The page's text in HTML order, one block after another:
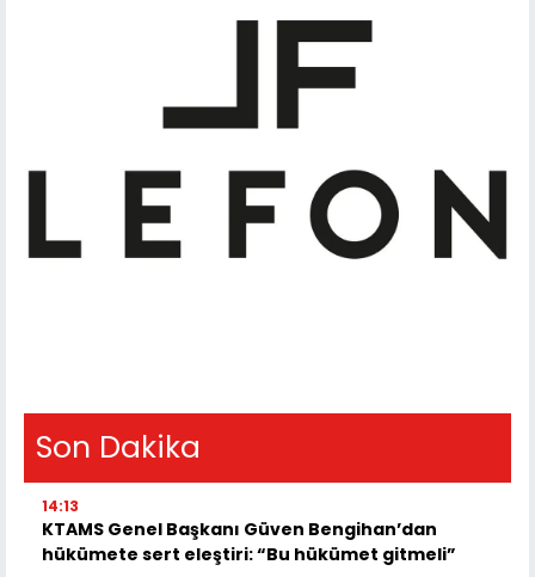
Son Dakika
14:13
KTAMS Genel Başkanı Güven Bengihan’dan
hükümete sert eleştiri: “Bu hükümet gitmeli”